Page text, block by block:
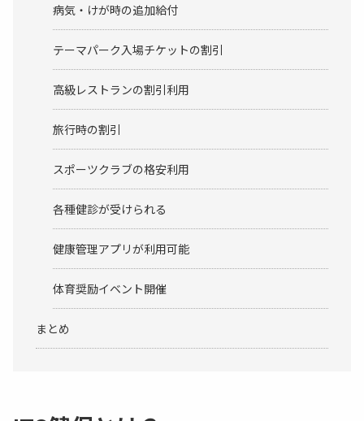
病気・けが時の追加給付
テーマパーク入場チケットの割引
高級レストランの割引利用
旅行時の割引
スポーツクラブの格安利用
各種健診が受けられる
健康管理アプリが利用可能
体育奨励イベント開催
まとめ